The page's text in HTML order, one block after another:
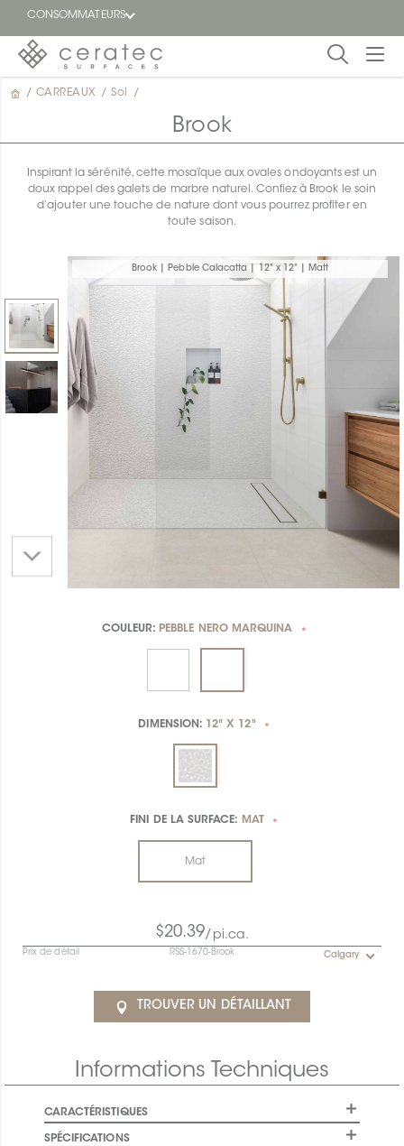
CONSOMMATEURS
En
Trouver
un
/ CARREAUX / Sol /
Brook
Inspirant la sérénité, cette mosaïque aux ovales ondoyants est un
doux rappel des galets de marbre naturel. Confiez à Brook le soin
d’ajouter une touche de nature dont vous pourrez profiter en
toute saison.
Brook | Pebble Calacatta | 12" x 12" | Matt
COULEUR: PEBBLE NERO MARQUINA *
DIMENSION: 12" X 12" *
FINI DE LA SURFACE: MAT *
Mat
$20.39/pi.ca.
Prix de détail RSS-1670-Brook Calgary
TROUVER UN DÉTAILLANT
Informations Techniques
CARACTÉRISTIQUES
SPÉCIFICATIONS